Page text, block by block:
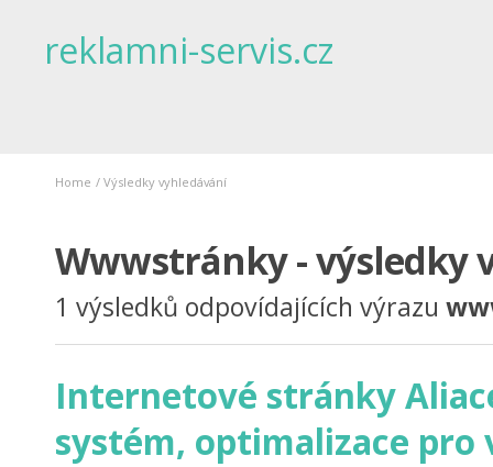
reklamni-servis.cz
Home / Výsledky vyhledávání
Wwwstránky - výsledky
1 výsledků odpovídajících výrazu
Internetové stránky
systém, optimalizace pro